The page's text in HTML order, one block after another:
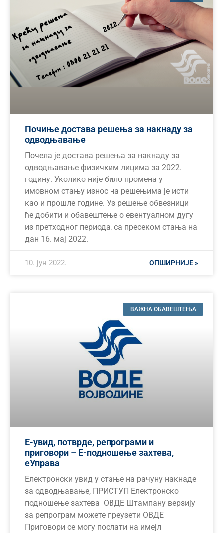
Почиње достава решења за накнаду за
одводњавање
Почела је достава решења за накнаду за
одводњавање физичким лицима за 2022.
годину. Уколико није било промена у
имовном стању износ на решењима је исти
као и прошле године. Уз решење обвезници
ће добити и обавештење о евентуалном дугу
из претходног периода, са пресеком стања на
дан 16. мај 2022.
ОПШИРНИЈЕ »
10. јун 2022.
ВАЖНА ОБАВЕШТЕЊА
Е-увид, потврде, репрограми и
приговори – Е-подношење захтева,
еУправа
Електронски увид у стање на рачуну накнаде
за одводњавање, ПРИСТУП Електронско
подношење захтева ОВДЕ Штампану верзију
за репрограм можете преузети ОВДЕ
Приговори се могу послати на имејл